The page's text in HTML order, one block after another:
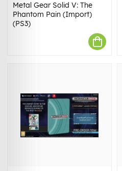
Metal Gear Solid V: The
Phantom Pain (Import)
(PS3)